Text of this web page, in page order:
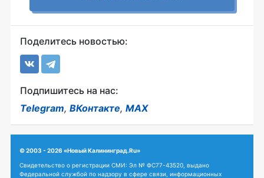
Поделитесь новостью:
Подпишитесь на нас:
Telegram, ВКонтакте, MAX
© 2003 - 2026 «Новый Калининград.Ru»
Свидетельство о регистрации СМИ: Эл № ФС77-43520, выдано
Федеральной службой по надзору в сфере связи, информационных